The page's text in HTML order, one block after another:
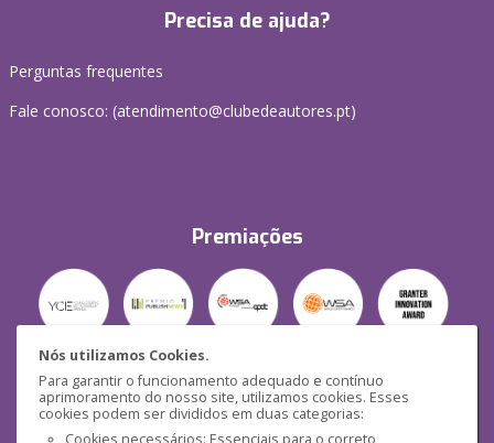
Nós utilizamos Cookies.
Para garantir o funcionamento adequado e contínuo
aprimoramento do nosso site, utilizamos cookies. Esses
cookies podem ser divididos em duas categorias:
Cookies necessários: Essenciais para o correto
Precisa de ajuda?
Perguntas frequentes
Fale conosco: (atendimento@clubedeautores.pt)
Premiações
Segurança